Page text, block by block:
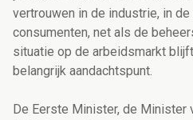
vertrouwen in de industrie, in
consumenten, net als de
situatie op de arbeidsmarkt
belangrijk aandachtspunt.
De Eerste Minister, de Minister